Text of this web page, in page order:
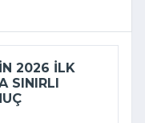
2026 ILK
SINIRLI